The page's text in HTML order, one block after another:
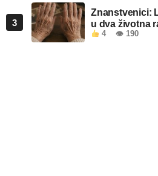
3
Znanstvenici:
u dva životna
4 👁 190